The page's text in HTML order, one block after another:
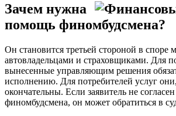
Зачем нужна
помощь финомбудсмена?
Он становится третьей стороной в споре
автовладельцами и страховщиками. Для
вынесенные управляющим решения
исполнению. Для потребителей услуг
окончательны. Если заявитель не
финомбудсмена, он может обратиться в